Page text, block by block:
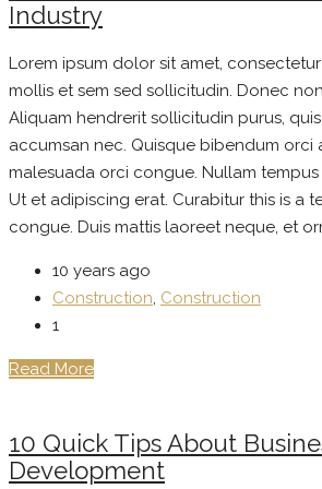
Industry
Lorem ipsum dolor sit amet,
mollis et sem sed sollicitudin. Donec
Aliquam hendrerit sollicitudin purus,
accumsan nec. Quisque bibendum orci
malesuada orci congue. Nullam
Ut et adipiscing erat. Curabitur this is a
congue. Duis mattis laoreet neque, et
10 years ago
Construction, Construction
1
Read More
10 Quick Tips About
Development